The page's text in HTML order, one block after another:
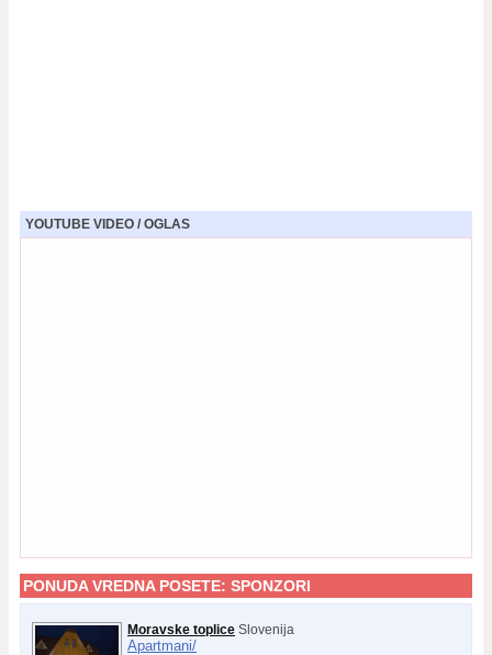
YOUTUBE VIDEO / OGLAS
PONUDA VREDNA POSETE: SPONZORI
Moravske toplice Slovenija
Apartmani/